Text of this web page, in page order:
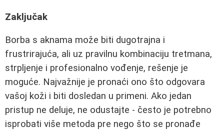
Zaključak
Borba s aknama može biti dugotrajna i
frustrirajuća, ali uz pravilnu kombinaciju tretmana,
strpljenje i profesionalno vođenje, rešenje je
moguće. Najvažnije je pronaći ono što odgovara
vašoj koži i biti dosledan u primeni. Ako jedan
pristup ne deluje, ne odustajte - često je potrebno
isprobati više metoda pre nego što se pronađe